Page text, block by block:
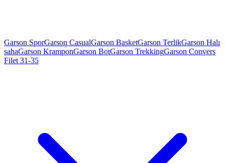
Garson SporGarson CasualGarson BasketGarson TerlikGarson Halı
sahaGarson KramponGarson BotGarson TrekkingGarson Convers
Filet 31-35